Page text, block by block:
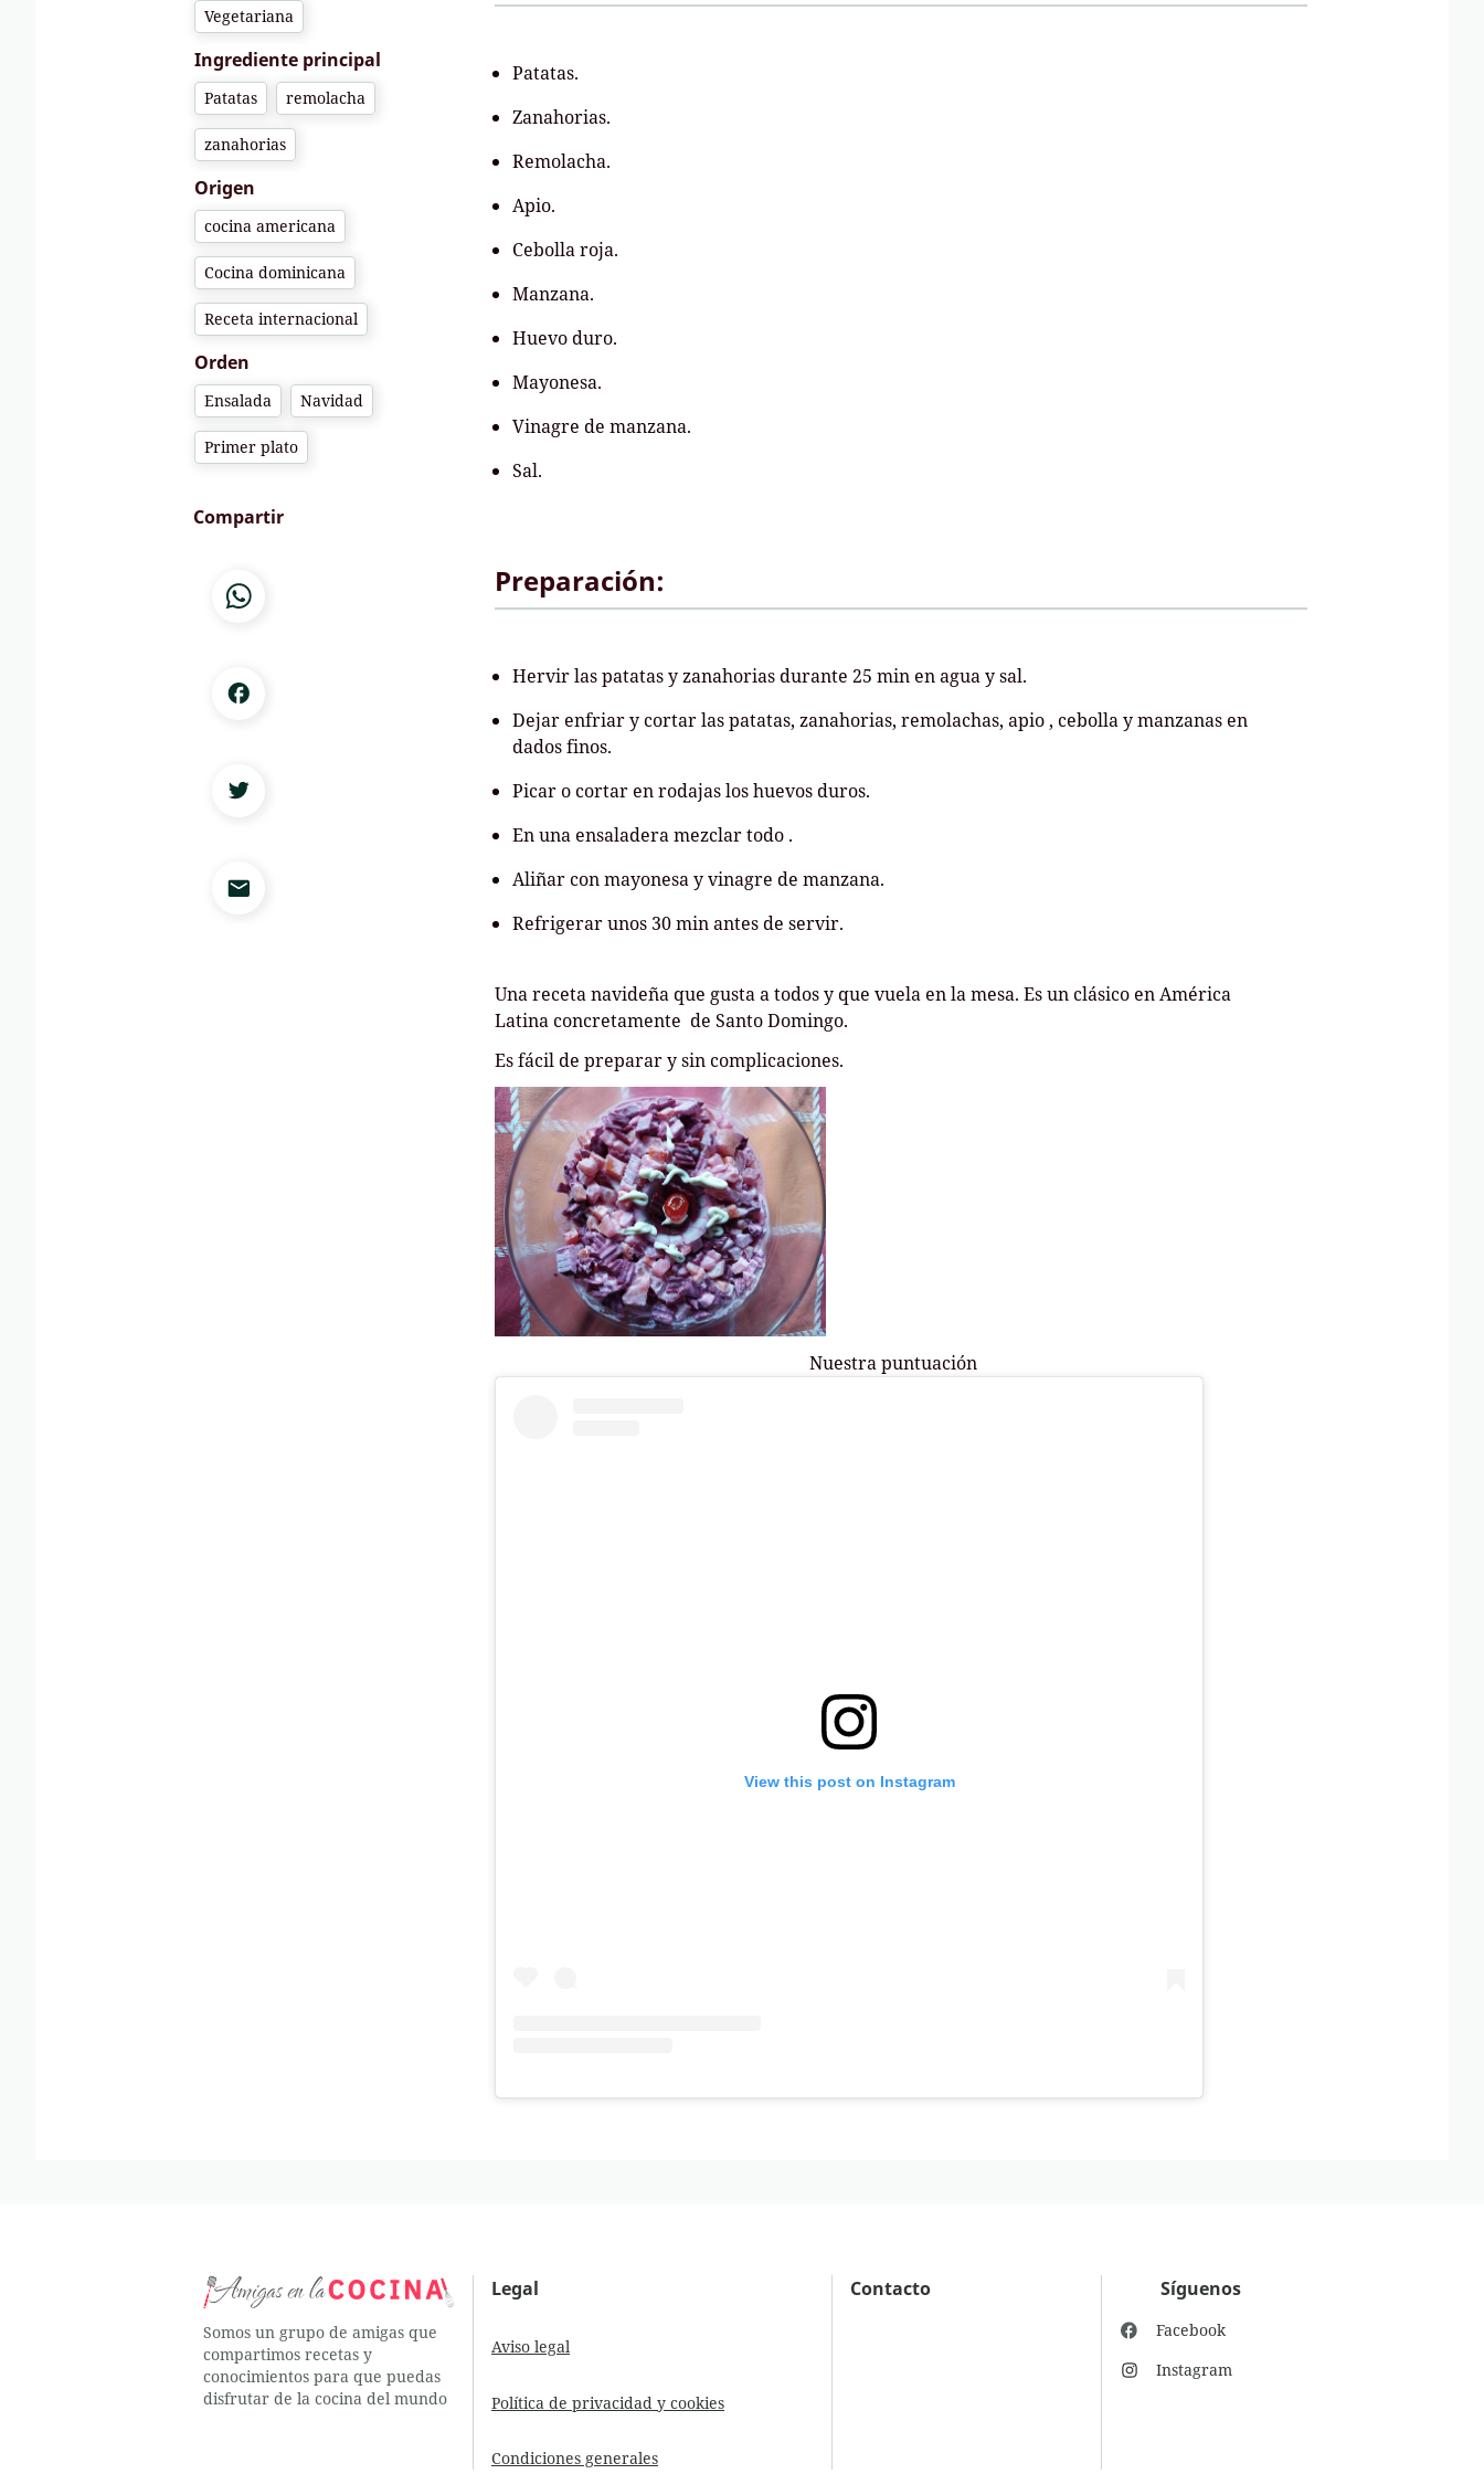
Vegetariana
Ingrediente principal
Patatas remolacha
zanahorias
Origen
cocina americana
Cocina dominicana
Receta internacional
Orden
Ensalada Navidad
Primer plato
Compartir
Patatas.
Zanahorias.
Remolacha.
Apio.
Cebolla roja.
Manzana.
Huevo duro.
Mayonesa.
Vinagre de manzana.
Sal.
Preparación:
Hervir las patatas y zanahorias durante 25 min en agua y sal.
Dejar enfriar y cortar las patatas, zanahorias, remolachas, apio , cebolla y manzanas en
dados finos.
Picar o cortar en rodajas los huevos duros.
En una ensaladera mezclar todo .
Aliñar con mayonesa y vinagre de manzana.
Refrigerar unos 30 min antes de servir.
Una receta navideña que gusta a todos y que vuela en la mesa. Es un clásico en América
Latina concretamente de Santo Domingo.
Es fácil de preparar y sin complicaciones.
Nuestra puntuación
View this post on Instagram
Somos un grupo de amigas que
compartimos recetas y
conocimientos para que puedas
disfrutar de la cocina del mundo
Legal
Aviso legal
Política de privacidad y cookies
Condiciones generales
Contacto Síguenos
Facebook
Instagram